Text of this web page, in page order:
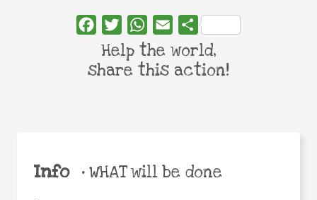
Info •WHAT will be done
FacebookTwitterWhatsApp
Email Share
Help the world,
share this action!